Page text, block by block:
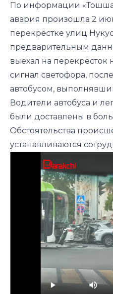
По информации
авария произошла 2
перекрёстке улиц
предварительным
выехал на
сигнал светофора,
автобусом,
Водители автобуса и
были доставлены в
Обстоятельства
устанавливаются